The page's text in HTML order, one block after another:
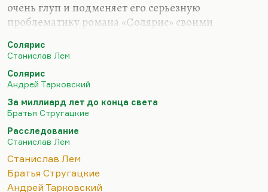
очень глуп и подменяет его серьезную
проблематику романа «Солярис» своими
установками. Он видел в нем безнадежного
Но Лем и Стругацкие, безусловно, находились в
ситуации взаимного влияния. Я думаю, что
«Насморк» и «Рукопись, найденная в ванне»
повлияли на поздних Стругацких, в особенности
на «За миллиард лет…». Некоторые идеи
Стругацких, прежде всего пессимизм в
отношении Странников, я думаю, повлиял на
«Фиаско», повлиял на Лема, это невозможность
Солярис
Станислав Лем
Солярис
Андрей Тарковский
За миллиард лет до конца света
Братья Стругацкие
Расследование
Станислав Лем
Станислав Лем
Братья Стругацкие
Андрей Тарковский